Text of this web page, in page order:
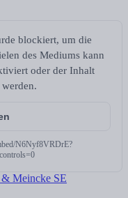
blockiert, um die
des Mediums kann
oder der Inhalt
N6Nyf8VRDrE?
& Meincke SE